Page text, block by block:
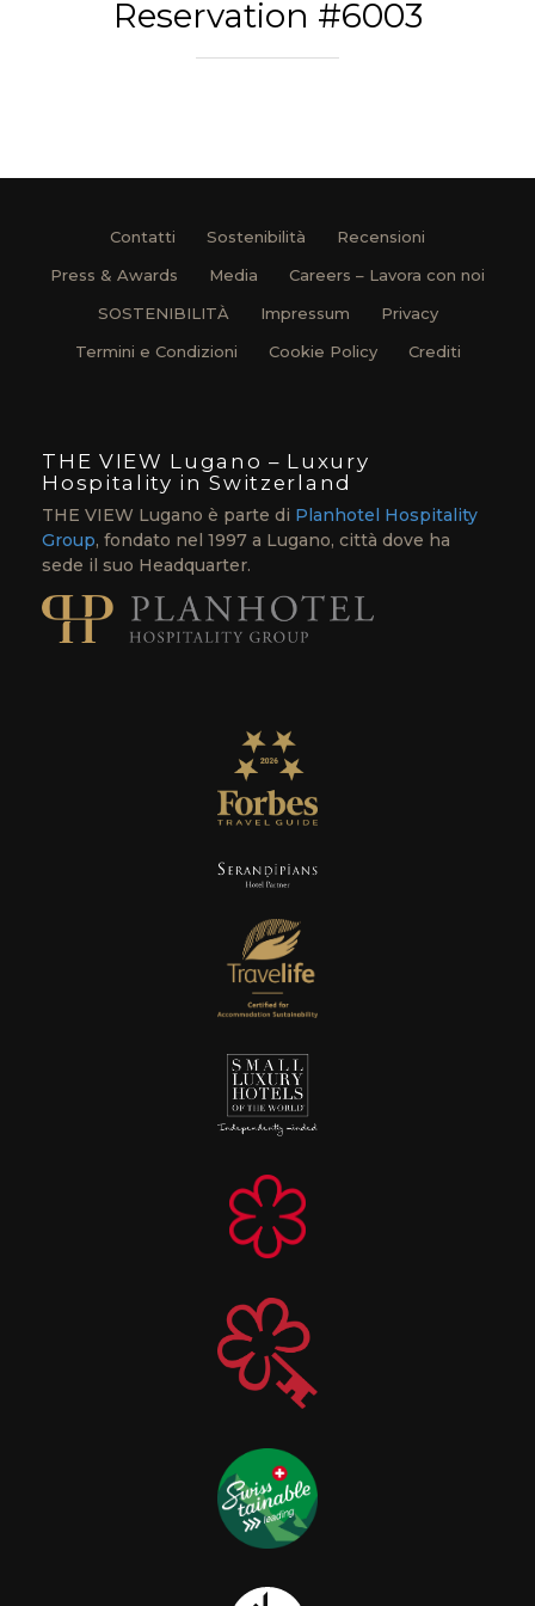
Reservation #6003
Contatti Sostenibilità
Recensioni
Press & Awards
Media
Careers – Lavora con noi
SOSTENIBILITÀ
Impressum
Privacy
Termini e Condizioni
Cookie Policy Crediti
THE VIEW Lugano – Luxury
Hospitality in Switzerland
THE VIEW Lugano è parte di Planhotel Hospitality
Group, fondato nel 1997 a Lugano, città dove ha
sede il suo Headquarter.